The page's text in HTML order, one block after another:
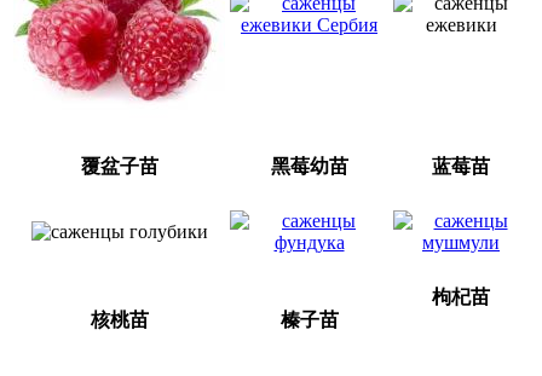
覆盆子苗 黑莓幼苗 蓝莓苗
核桃苗 榛子苗
枸杞苗